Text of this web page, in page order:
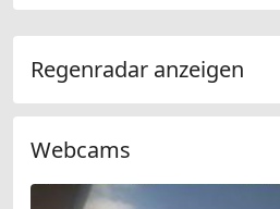
Regenradar anzeigen
Webcams